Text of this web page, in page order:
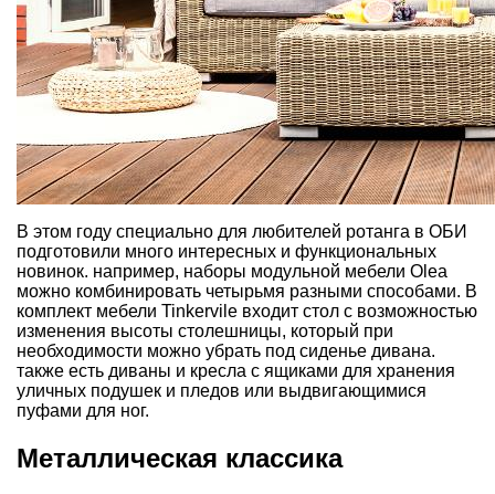
В этом году специально для любителей ротанга в ОБИ
подготовили много интересных и функциональных
новинок. например, наборы модульной мебели Olea
можно комбинировать четырьмя разными способами. В
комплект мебели Tinkervile входит стол с возможностью
изменения высоты столешницы, который при
необходимости можно убрать под сиденье дивана.
также есть диваны и кресла с ящиками для хранения
уличных подушек и пледов или выдвигающимися
пуфами для ног.
Металлическая классика